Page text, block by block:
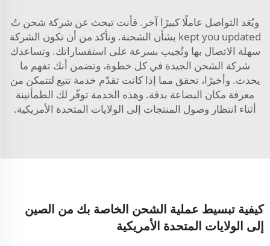
ويُعَد التواصل عاملًا كبيرًا آخر. فأنت تبحث عن شركة شحن تُ
kept you updated بشأن الشحنة. وتأكد من أن تكون الشركة
سهلة الاتصال بها وتُجيب بسرعة على استفساراتك. وتساعدك
شركة الشحن الجيدة في كل خطوة، وتضمن أنك تفهم ما
يحدث. وأخيرًا، تحقق مما إذا كانت تقدّم خدمة تتبع لتتمكن من
معرفة مكان البضاعة بدقة. وهذه الخدمة توفّر لك الطمأنينة
أثناء انتظار وصول المنتجات إلى الولايات المتحدة الأمريكية.
كيفية تبسيط عملية الشحن الخاصة بك من الصين
إلى الولايات المتحدة الأمريكية